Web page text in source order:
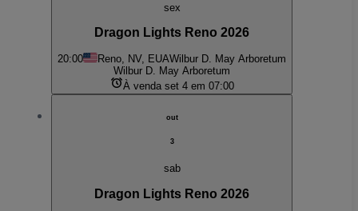
sex
Dragon Lights Reno 2026
20:00 Reno, NV, EUAWilbur D. May Arboretum
Wilbur D. May Arboretum
À venda set 4 em 07:00
out
3
sab
Dragon Lights Reno 2026